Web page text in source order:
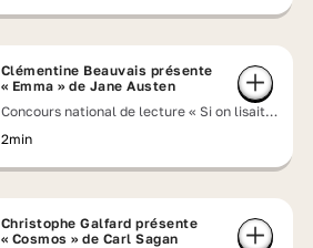
Clémentine Beauvais présente
« Emma » de Jane Austen
Concours national de lecture « Si on lisait à
2min
Christophe Galfard présente
« Cosmos » de Carl Sagan